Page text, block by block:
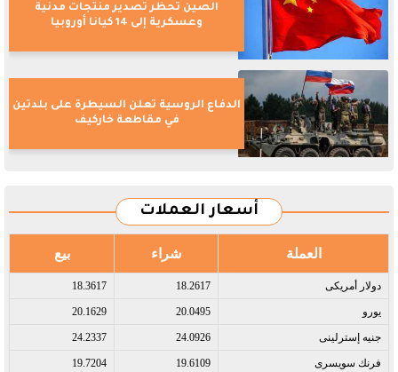
الصين تحظر تصدير منتجات مدنية
وعسكرية إلى 14 كيانا أوروبيا
الدفاع الروسية تعلن السيطرة على بلدتين
في مقاطعة خاركيف
أسعار العملات
العملة شراء بيع
دولار أمريكى​ 18.2617
18.3617
يورو​ 20.0495
20.1629
جنيه إسترلينى​ 24.0926
24.2337
فرنك سويسرى​ 19.6109
19.7204